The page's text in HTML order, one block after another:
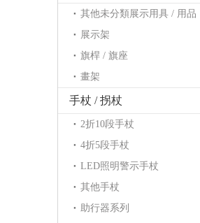
其他未分類展示用具 / 用品
展示架
旗桿 / 旗座
畫架
手杖 / 拐杖
2折10段手杖
4折5段手杖
LED照明警示手杖
其他手杖
助行器系列